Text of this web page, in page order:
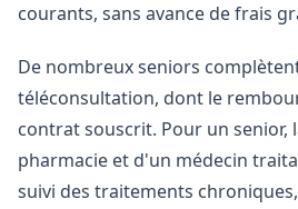
courants, sans avance de frais
De nombreux seniors
téléconsultation, dont le
contrat souscrit. Pour un senior,
pharmacie et d'un médecin
suivi des traitements